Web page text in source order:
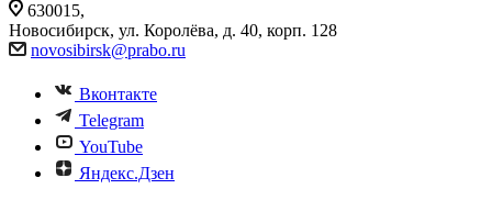
630015,
Новосибирск, ул. Королёва, д. 40, корп. 128
novosibirsk@prabo.ru
Вконтакте
Telegram
YouTube
Яндекс.Дзен